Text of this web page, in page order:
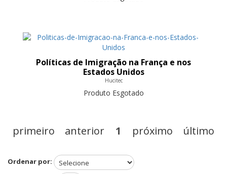
Políticas de Imigração na França e nos
Estados Unidos
Hucitec
Produto Esgotado
primeiro anterior 1 próximo último
Ordenar por: